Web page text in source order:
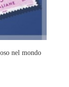
nel mondo